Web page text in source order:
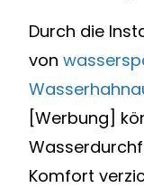
Durch die
von
[Werbung]
Komfort